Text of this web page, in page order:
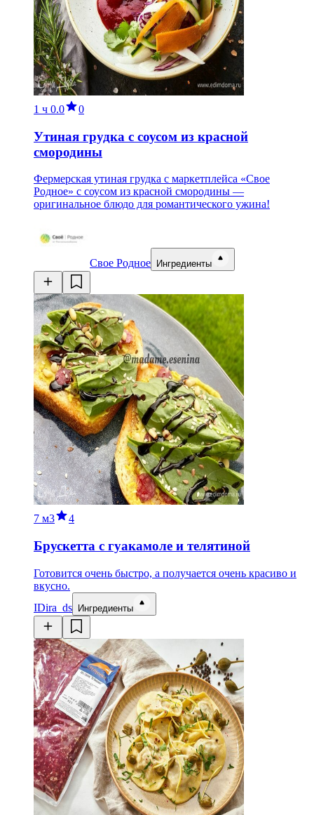
1 ч 0.0 0
Утиная грудка с соусом из красной
смородины
Фермерская утиная грудка с маркетплейса «Свое
Родное» с соусом из красной смородины —
оригинальное блюдо для романтического ужина!
Свое Родное Ингредиенты
7 м3 4
Брускетта с гуакамоле и телятиной
Готовится очень быстро, а получается очень красиво и
вкусно.
IDira_ds Ингредиенты